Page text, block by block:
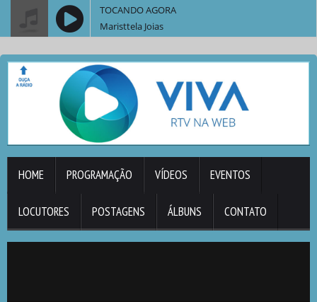
TOCANDO AGORA
Maristtela Joias
HOME PROGRAMAÇÃO VÍDEOS EVENTOS
LOCUTORES POSTAGENS ÁLBUNS CONTATO